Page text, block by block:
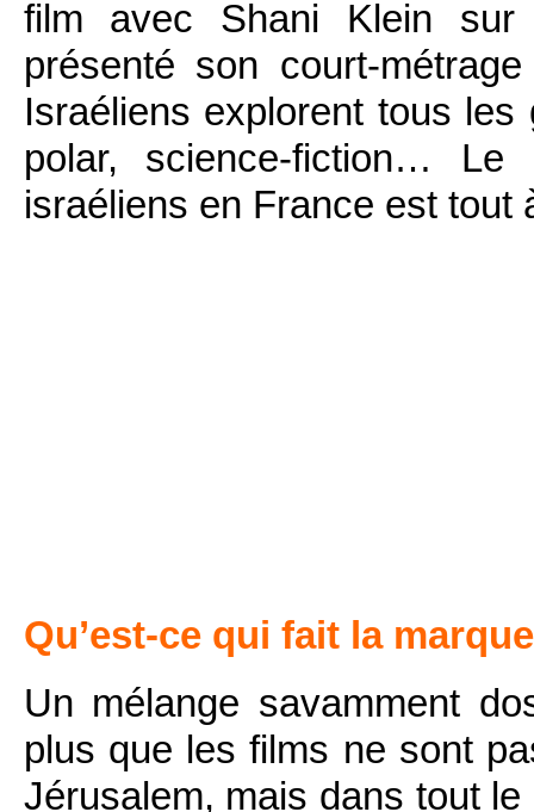
film avec Shani Klein sur
présenté son court-
Israéliens explorent tous les
polar, science-fiction… Le
israéliens en France est tout
Qu’est-ce qui fait la
Un mélange savamment
plus que les films ne sont
Jérusalem, mais dans tout